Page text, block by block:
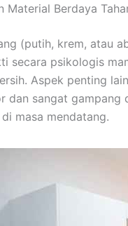
Material Berdaya
(putih, krem, atau
secara psikologis
Aspek penting
dan sangat gampang
masa mendatang.